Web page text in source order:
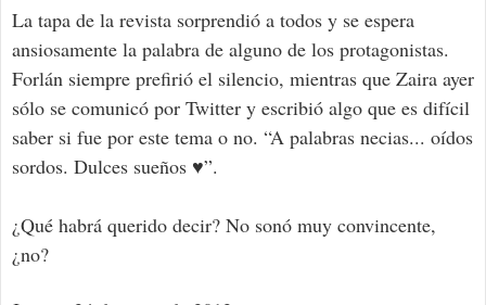
La tapa de la revista sorprendió a todos y se espera
ansiosamente la palabra de alguno de los protagonistas.
Forlán siempre prefirió el silencio, mientras que Zaira ayer
sólo se comunicó por Twitter y escribió algo que es difícil
saber si fue por este tema o no. “A palabras necias... oídos
sordos. Dulces sueños ♥”.
¿Qué habrá querido decir? No sonó muy convincente,
¿no?